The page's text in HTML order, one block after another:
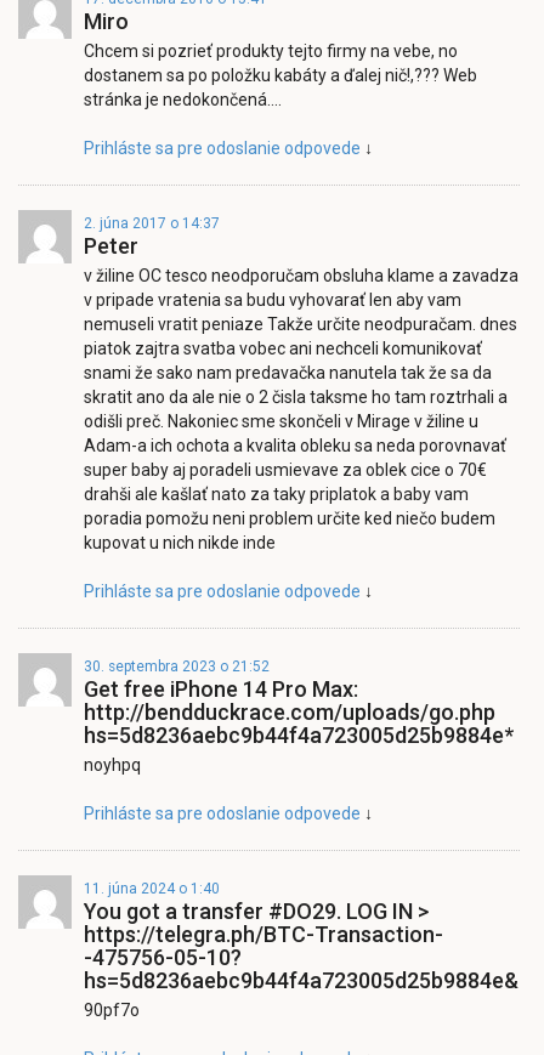
Miro
Chcem si pozrieť produkty tejto firmy na vebe, no
dostanem sa po položku kabáty a ďalej nič!,??? Web
stránka je nedokončená….
Prihláste sa pre odoslanie odpovede ↓
2. júna 2017 o 14:37
Peter
v žiline OC tesco neodporučam obsluha klame a zavadza
v pripade vratenia sa budu vyhovarať len aby vam
nemuseli vratit peniaze Takže určite neodpuračam. dnes
piatok zajtra svatba vobec ani nechceli komunikovať
snami že sako nam predavačka nanutela tak že sa da
skratit ano da ale nie o 2 čisla taksme ho tam roztrhali a
odišli preč. Nakoniec sme skončeli v Mirage v žiline u
Adam-a ich ochota a kvalita obleku sa neda porovnavať
super baby aj poradeli usmievave za oblek cice o 70€
drahši ale kašlať nato za taky priplatok a baby vam
poradia pomožu neni problem určite ked niečo budem
kupovat u nich nikde inde
Prihláste sa pre odoslanie odpovede ↓
30. septembra 2023 o 21:52
Get free iPhone 14 Pro Max:
http://bendduckrace.com/uploads/go.php
hs=5d8236aebc9b44f4a723005d25b9884e*
noyhpq
Prihláste sa pre odoslanie odpovede ↓
11. júna 2024 o 1:40
You got a transfer #DO29. LOG IN >
https://telegra.ph/BTC-Transaction-
-475756-05-10?
hs=5d8236aebc9b44f4a723005d25b9884e&
90pf7o